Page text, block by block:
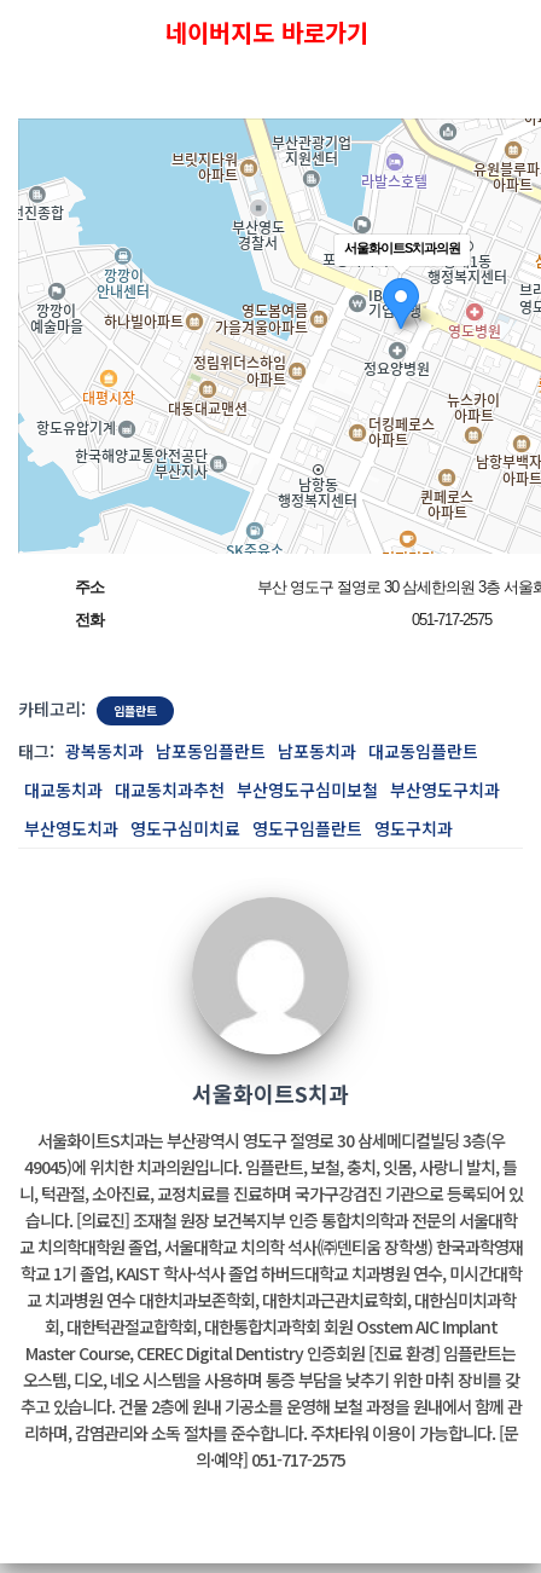
네이버지도 바로가기
서울화이트S치과의원
주소
부산 영도구 절영로 30 삼세한의원 3층 서울
전화
051-717-2575
카테고리: 임플란트
태그: 광복동치과 남포동임플란트 남포동치과 대교동임플란트
대교동치과 대교동치과추천 부산영도구심미보철 부산영도구치과
부산영도치과 영도구심미치료 영도구임플란트 영도구치과
서울화이트S치과
서울화이트S치과는 부산광역시 영도구 절영로 30 삼세메디컬빌딩 3층(우
49045)에 위치한 치과의원입니다. 임플란트, 보철, 충치, 잇몸, 사랑니 발치, 틀
니, 턱관절, 소아진료, 교정치료를 진료하며 국가구강검진 기관으로 등록되어 있
습니다. [의료진] 조재철 원장 보건복지부 인증 통합치의학과 전문의 서울대학
교 치의학대학원 졸업, 서울대학교 치의학 석사(㈜덴티움 장학생) 한국과학영재
학교 1기 졸업, KAIST 학사·석사 졸업 하버드대학교 치과병원 연수, 미시간대학
교 치과병원 연수 대한치과보존학회, 대한치과근관치료학회, 대한심미치과학
회, 대한턱관절교합학회, 대한통합치과학회 회원 Osstem AIC Implant
Master Course, CEREC Digital Dentistry 인증회원 [진료 환경] 임플란트는
오스템, 디오, 네오 시스템을 사용하며 통증 부담을 낮추기 위한 마취 장비를 갖
추고 있습니다. 건물 2층에 원내 기공소를 운영해 보철 과정을 원내에서 함께 관
리하며, 감염관리와 소독 절차를 준수합니다. 주차타워 이용이 가능합니다. [문
의·예약] 051-717-2575